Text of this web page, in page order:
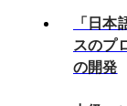
「日
スのプ
の開発